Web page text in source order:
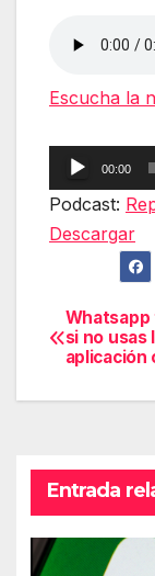
Escucha la
Reproductor
de
00:00
Podcast:
Descargar
de
Whatsapp
si no usas
aplicación
Entrada